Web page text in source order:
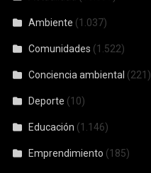
Ambiente (1.037)
Comunidades (1.522)
Conciencia ambiental (221)
Deporte (10)
Educación (1.146)
Emprendimiento (185)